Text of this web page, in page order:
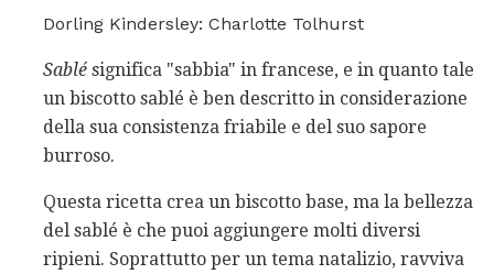
Dorling Kindersley: Charlotte Tolhurst
Sablé significa "sabbia" in francese, e in quanto tale
un biscotto sablé è ben descritto in considerazione
della sua consistenza friabile e del suo sapore
burroso.
Questa ricetta crea un biscotto base, ma la bellezza
del sablé è che puoi aggiungere molti diversi
ripieni. Soprattutto per un tema natalizio, ravviva